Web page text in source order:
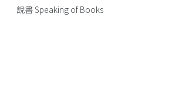
說書 Speaking of Books